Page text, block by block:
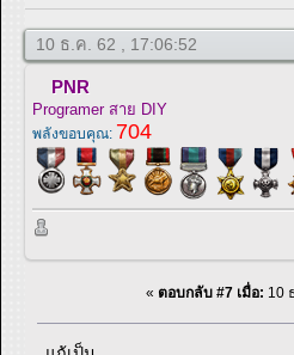
10 ธ.ค. 62 , 17:06:52
PNR
Programer สาย DIY
พลังขอบคุณ: 704
« ตอบกลับ #7 เมื่อ: 10